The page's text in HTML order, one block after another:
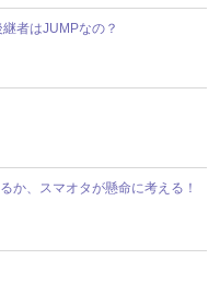
者はJUMPなの？
か、スマオタが懸命に考える！